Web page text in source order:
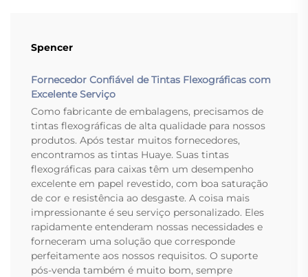
Spencer
Fornecedor Confiável de Tintas Flexográficas com
Excelente Serviço
Como fabricante de embalagens, precisamos de
tintas flexográficas de alta qualidade para nossos
produtos. Após testar muitos fornecedores,
encontramos as tintas Huaye. Suas tintas
flexográficas para caixas têm um desempenho
excelente em papel revestido, com boa saturação
de cor e resistência ao desgaste. A coisa mais
impressionante é seu serviço personalizado. Eles
rapidamente entenderam nossas necessidades e
forneceram uma solução que corresponde
perfeitamente aos nossos requisitos. O suporte
pós-venda também é muito bom, sempre